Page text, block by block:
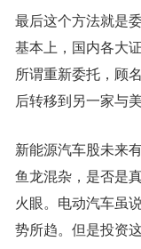
最后这个方法就是
基本上，国内各大
所谓重新委托，顾
后转移到另一家与
新能源汽车股未来
鱼龙混杂，是否是
火眼。电动汽车虽
势所趋。但是投资